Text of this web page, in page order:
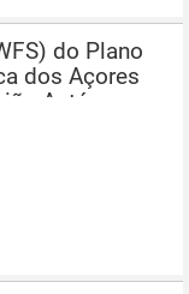
do Plano
dos Açores
Autónoma